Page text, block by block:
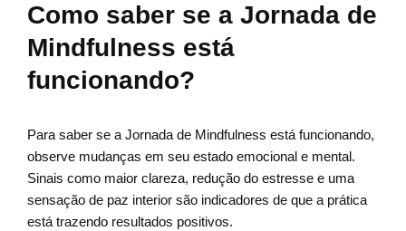
Como saber se a Jornada de
Mindfulness está
funcionando?
Para saber se a Jornada de Mindfulness está funcionando,
observe mudanças em seu estado emocional e mental.
Sinais como maior clareza, redução do estresse e uma
sensação de paz interior são indicadores de que a prática
está trazendo resultados positivos.